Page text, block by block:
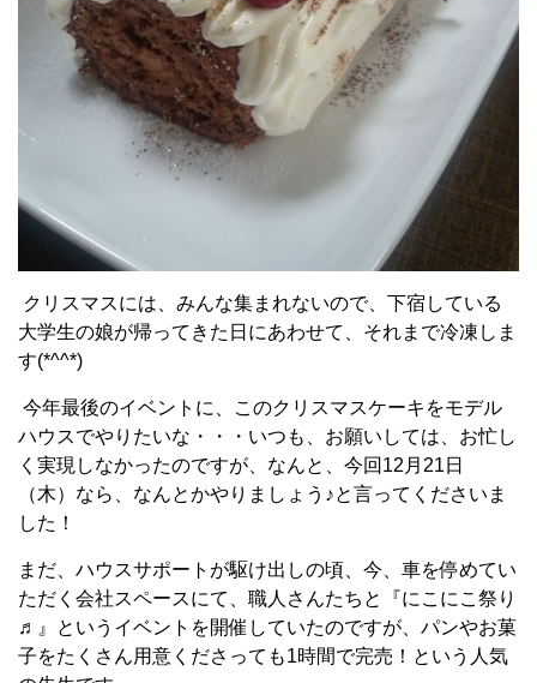
クリスマスには、みんな集まれないので、下宿している
大学生の娘が帰ってきた日にあわせて、それまで冷凍しま
す(*^^*)
今年最後のイベントに、このクリスマスケーキをモデル
ハウスでやりたいな・・・いつも、お願いしては、お忙し
く実現しなかったのですが、なんと、今回12月21日
（木）なら、なんとかやりましょう♪と言ってくださいま
した！
まだ、ハウスサポートが駆け出しの頃、今、車を停めてい
ただく会社スペースにて、職人さんたちと『にこにこ祭り
♬』というイベントを開催していたのですが、パンやお菓
子をたくさん用意くださっても1時間で完売！という人気